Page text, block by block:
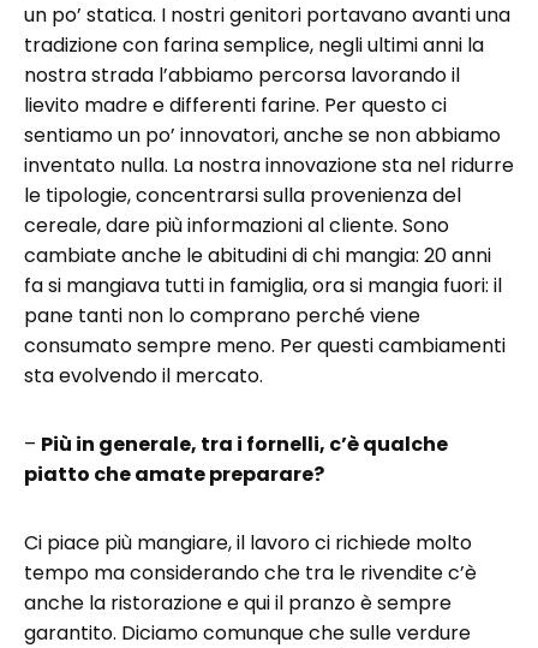
un po’ statica. I nostri genitori portavano avanti una
tradizione con farina semplice, negli ultimi anni la
nostra strada l’abbiamo percorsa lavorando il
lievito madre e differenti farine. Per questo ci
sentiamo un po’ innovatori, anche se non abbiamo
inventato nulla. La nostra innovazione sta nel ridurre
le tipologie, concentrarsi sulla provenienza del
cereale, dare più informazioni al cliente. Sono
cambiate anche le abitudini di chi mangia: 20 anni
fa si mangiava tutti in famiglia, ora si mangia fuori: il
pane tanti non lo comprano perché viene
consumato sempre meno. Per questi cambiamenti
sta evolvendo il mercato.
– Più in generale, tra i fornelli, c’è qualche
piatto che amate preparare?
Ci piace più mangiare, il lavoro ci richiede molto
tempo ma considerando che tra le rivendite c’è
anche la ristorazione e qui il pranzo è sempre
garantito. Diciamo comunque che sulle verdure